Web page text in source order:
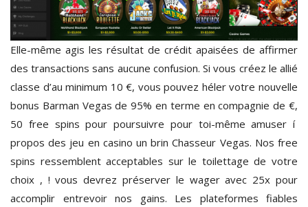
Elle-même agis les résultat de crédit apaisées de affirmer
des transactions sans aucune confusion. Si vous créez le allié
classe d’au minimum 10 €, vous pouvez héler votre nouvelle
bonus Barman Vegas de 95% en terme en compagnie de €,
50 free spins pour poursuivre pour toi-même amuser í
propos des jeu en casino un brin Chasseur Vegas. Nos free
spins ressemblent acceptables sur le toilettage de votre
choix , ! vous devrez préserver le wager avec 25x pour
accomplir entrevoir nos gains. Les plateformes fiables